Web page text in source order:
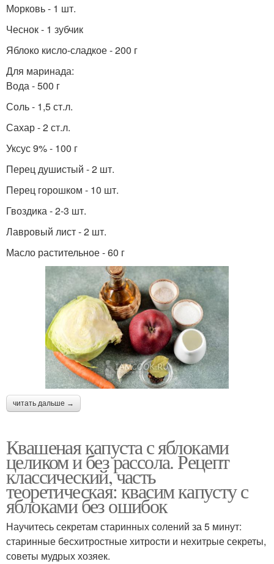
Морковь - 1 шт.
Чеснок - 1 зубчик
Яблоко кисло-сладкое - 200 г
Для маринада:
Вода - 500 г
Соль - 1,5 ст.л.
Сахар - 2 ст.л.
Уксус 9% - 100 г
Перец душистый - 2 шт.
Перец горошком - 10 шт.
Гвоздика - 2-3 шт.
Лавровый лист - 2 шт.
Масло растительное - 60 г
читать дальше →
Квашеная капуста с яблоками
целиком и без рассола. Рецепт
классический, часть
теоретическая: квасим капусту с
яблоками без ошибок
Научитесь секретам старинных солений за 5 минут:
старинные бесхитростные хитрости и нехитрые секреты,
советы мудрых хозяек.